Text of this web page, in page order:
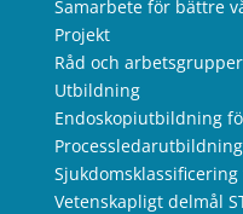
Samarbete för bättre
Projekt
Råd och arbetsgrupper
Utbildning
Endoskopiutbildning
Processledarutbildning
Vetenskapligt delmål